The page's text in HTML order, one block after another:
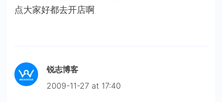
点大家好都去开店啊
锐志博客
2009-11-27 at 17:40